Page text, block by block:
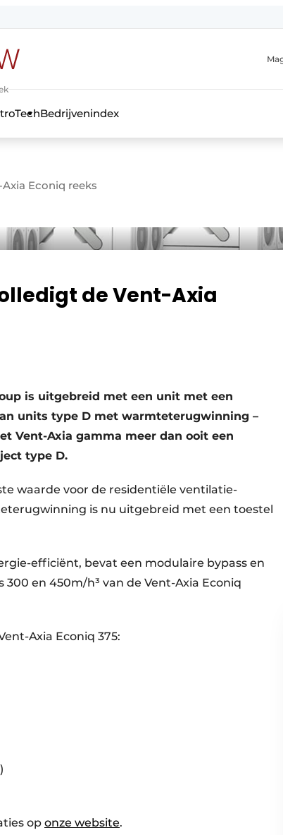
Bedrijvenindex
Econiq reeks
de Vent-Axia
is uitgebreid met een unit met een
units type D met warmteterugwinning –
Vent-Axia gamma meer dan ooit een
type D.
waarde voor de residentiële ventilatie-
is nu uitgebreid met een toestel
efficiënt, bevat een modulaire bypass en
en 450m/h³ van de Vent-Axia Econiq
Axia Econiq 375:
op onze website.